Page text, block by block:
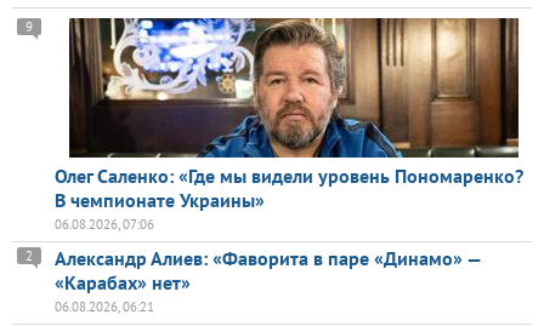
Олег Саленко: «Где мы видели уровень Пономаренко?
В чемпионате Украины»
9
06.08.2026, 07:06
Александр Алиев: «Фаворита в паре «Динамо» —
«Карабах» нет»
2
06.08.2026, 06:21